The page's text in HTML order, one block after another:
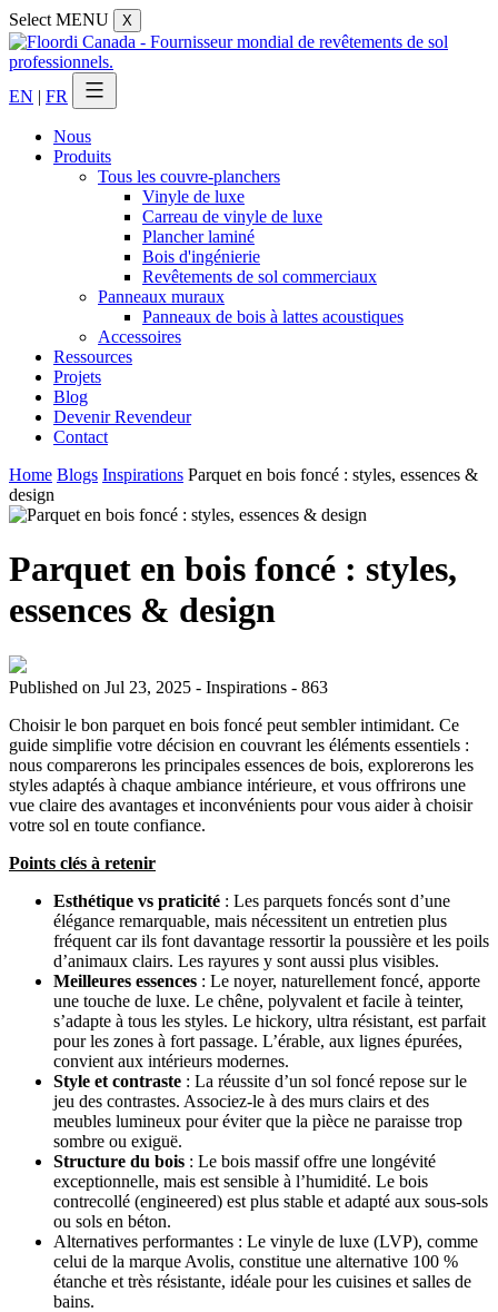
Select MENU X
EN | FR
Nous
Produits
Tous les couvre-planchers
Vinyle de luxe
Carreau de vinyle de luxe
Plancher laminé
Bois d'ingénierie
Revêtements de sol commerciaux
Panneaux muraux
Panneaux de bois à lattes acoustiques
Accessoires
Ressources
Projets
Blog
Devenir Revendeur
Contact
Home Blogs Inspirations Parquet en bois foncé : styles, essences &
design
Parquet en bois foncé : styles,
essences & design
Published on Jul 23, 2025 - Inspirations - 863
Choisir le bon parquet en bois foncé peut sembler intimidant. Ce
guide simplifie votre décision en couvrant les éléments essentiels :
nous comparerons les principales essences de bois, explorerons les
styles adaptés à chaque ambiance intérieure, et vous offrirons une
vue claire des avantages et inconvénients pour vous aider à choisir
votre sol en toute confiance.
Points clés à retenir
Esthétique vs praticité : Les parquets foncés sont d’une
élégance remarquable, mais nécessitent un entretien plus
fréquent car ils font davantage ressortir la poussière et les poils
d’animaux clairs. Les rayures y sont aussi plus visibles.
Meilleures essences : Le noyer, naturellement foncé, apporte
une touche de luxe. Le chêne, polyvalent et facile à teinter,
s’adapte à tous les styles. Le hickory, ultra résistant, est parfait
pour les zones à fort passage. L’érable, aux lignes épurées,
convient aux intérieurs modernes.
Style et contraste : La réussite d’un sol foncé repose sur le
jeu des contrastes. Associez-le à des murs clairs et des
meubles lumineux pour éviter que la pièce ne paraisse trop
sombre ou exiguë.
Structure du bois : Le bois massif offre une longévité
exceptionnelle, mais est sensible à l’humidité. Le bois
contrecollé (engineered) est plus stable et adapté aux sous-sols
ou sols en béton.
Alternatives performantes : Le vinyle de luxe (LVP), comme
celui de la marque Avolis, constitue une alternative 100 %
étanche et très résistante, idéale pour les cuisines et salles de
bains.